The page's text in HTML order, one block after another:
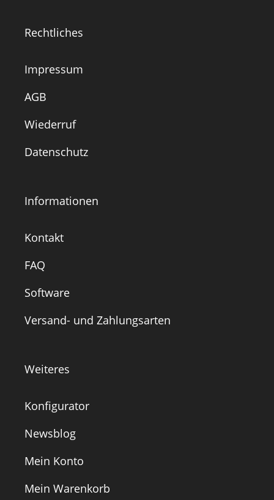
Rechtliches
Impressum
AGB
Wiederruf
Datenschutz
Informationen
Kontakt
FAQ
Software
Versand- und Zahlungsarten
Weiteres
Konfigurator
Newsblog
Mein Konto
Mein Warenkorb